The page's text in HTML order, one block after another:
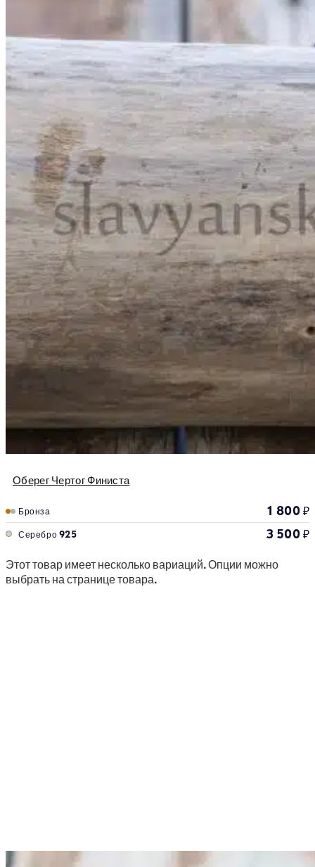
Оберег Чертог Финиста
Бронза 1 800₽
Серебро 925 3 500₽
Этот товар имеет несколько вариаций. Опции можно
выбрать на странице товара.